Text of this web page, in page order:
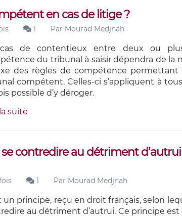
en cas de litige ?
1 Par Mourad Medjnah
de contentieux entre deux ou
du tribunal à saisir dépendra de la
des règles de compétence
compétent. Celles-ci s’appliquent à
possible d’y déroger.
suite
contredire au détriment
1 Par Mourad Medjnah
un principe, reçu en droit français, selon
au détriment d’autrui. Ce principe